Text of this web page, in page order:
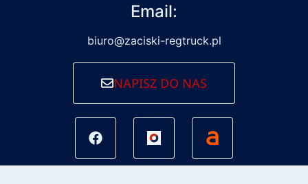
Email:
biuro@zaciski-regtruck.pl
NAPISZ DO NAS